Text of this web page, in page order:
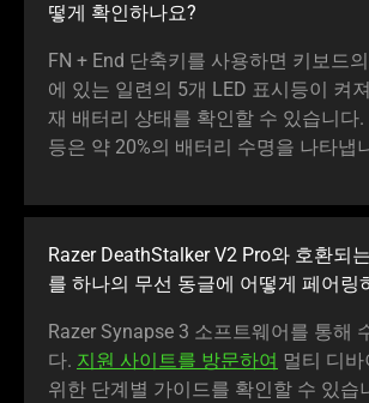
떻게 확인하나요?
FN + End 단축키를 사용하면 키보드
에 있는 일련의 5개 LED 표시등이 켜
재 배터리 상태를 확인할 수 있습니다.
등은 약 20%의 배터리 수명을 나타냅
Razer DeathStalker V2 Pro와 호환되
를 하나의 무선 동글에 어떻게 페어링
Razer Synapse 3 소프트웨어를 통해
다. 지원 사이트를 방문하여 멀티 디
위한 단계별 가이드를 확인할 수 있습